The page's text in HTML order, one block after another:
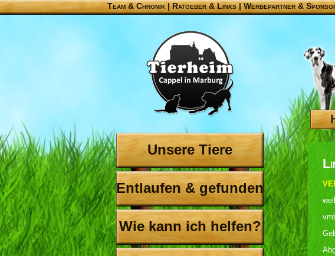
Team & Chronik |Ratgeber & Links|Werbepartner &
Unsere Tiere
Entlaufen & gefunden
Wie kann ich helfen?